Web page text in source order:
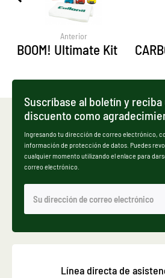
Anterior
BOOM! Ultimate Kit
Suscríbase al boletín y reciba
discuento como
Ingresando tu dirección de correo electrónico,
información de protección de datos. Puedes
cualquier momento utilizando el enlace para
correo electrónico.
Línea directa de